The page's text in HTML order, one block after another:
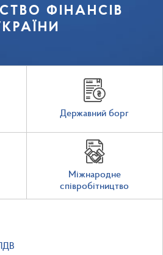
ФІНАНСІВ
Державний борг
Міжнародне
співробітництво